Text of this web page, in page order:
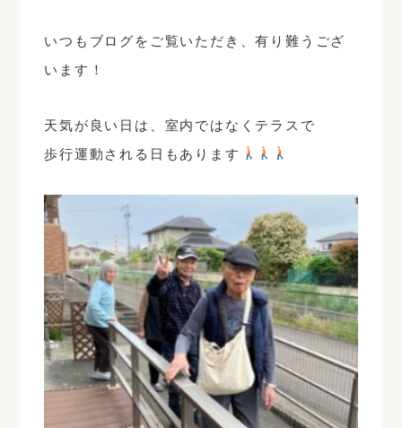
いつもブログをご覧いただき、有り難うござ
います！
天気が良い日は、室内ではなくテラスで
歩行運動される日もあります